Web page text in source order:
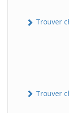
Trouver
Trouver